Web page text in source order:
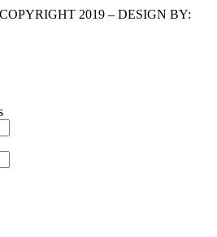
2019 – DESIGN BY: